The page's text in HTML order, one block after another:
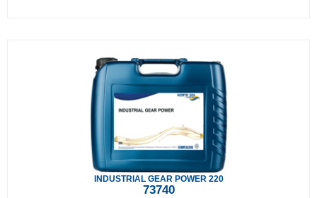
INDUSTRIAL GEAR POWER 220
73740